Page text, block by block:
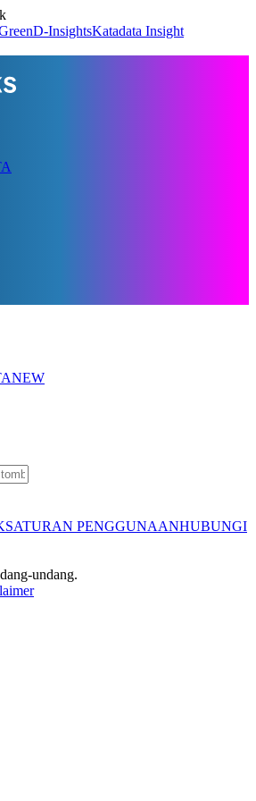
D-InsightsKatadata Insight
NEW
ATURAN PENGGUNAANHUBUNGI
undang.